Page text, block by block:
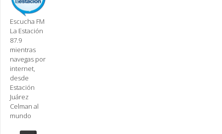
Escucha FM
La Estación
87.9
mientras
navegas por
internet,
desde
Estación
Juárez
Celman al
mundo